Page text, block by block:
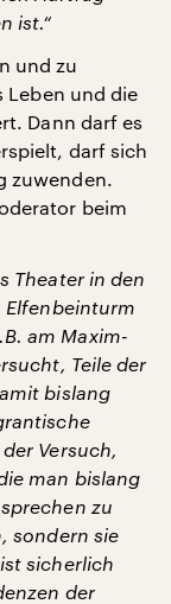
ist.“
und zu
Leben und die
Dann darf es
darf sich
zuwenden.
beim
Theater in den
Elfenbeinturm
am Maxim-
Teile der
bislang
Versuch,
man bislang
zu
sondern sie
sicherlich
der